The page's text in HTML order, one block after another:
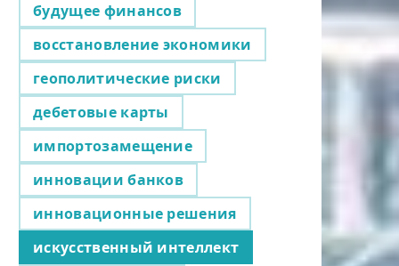
будущее финансов
восстановление экономики
геополитические риски
дебетовые карты
импортозамещение
инновации банков
инновационные решения
искусственный интеллект